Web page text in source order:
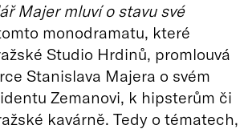
Majer mluví o stavu své
monodramatu, které
Studio Hrdinů, promlouvá
Stanislava Majera o svém
Zemanovi, k hipsterům či
kavárně. Tedy o tématech,